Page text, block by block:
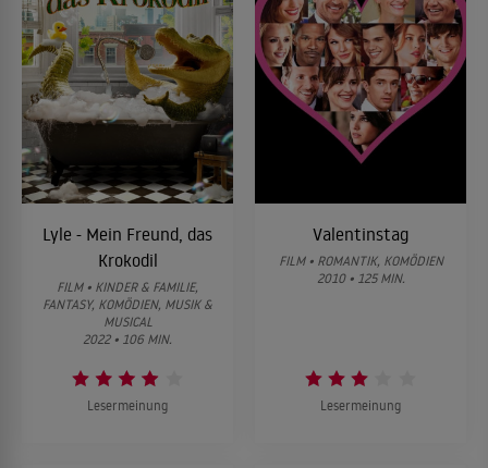
Lyle - Mein Freund, das
Krokodil
FILM • KINDER & FAMILIE,
FANTASY, KOMÖDIEN, MUSIK &
MUSICAL
2022 • 106 MIN.
Lesermeinung
Valentinstag
FILM • ROMANTIK, KOMÖDIEN
2010 • 125 MIN.
Lesermeinung